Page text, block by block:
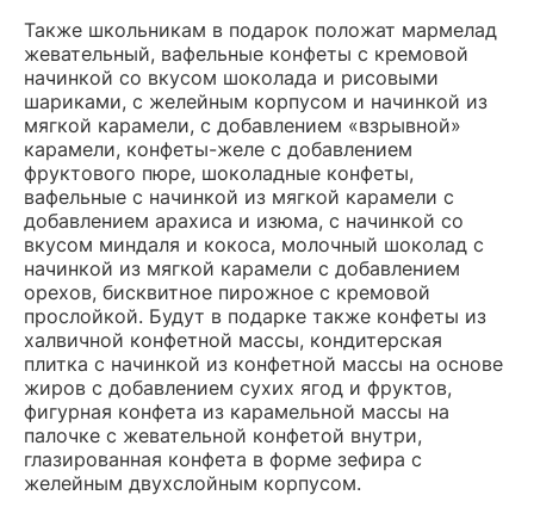
Также школьникам в подарок положат мармелад
жевательный, вафельные конфеты с кремовой
начинкой со вкусом шоколада и рисовыми
шариками, с желейным корпусом и начинкой из
мягкой карамели, с добавлением «взрывной»
карамели, конфеты-желе с добавлением
фруктового пюре, шоколадные конфеты,
вафельные с начинкой из мягкой карамели с
добавлением арахиса и изюма, с начинкой со
вкусом миндаля и кокоса, молочный шоколад с
начинкой из мягкой карамели с добавлением
орехов, бисквитное пирожное с кремовой
прослойкой. Будут в подарке также конфеты из
халвичной конфетной массы, кондитерская
плитка с начинкой из конфетной массы на основе
жиров с добавлением сухих ягод и фруктов,
фигурная конфета из карамельной массы на
палочке с жевательной конфетой внутри,
глазированная конфета в форме зефира с
желейным двухслойным корпусом.